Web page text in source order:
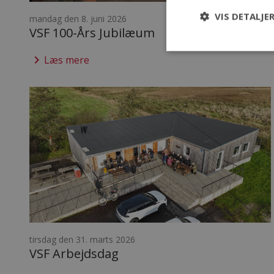
mandag den 8. juni 2026
VSF 100-Års Jubilæum
keyboard_arrow_right Læs mere
tirsdag den 31. marts 2026
VSF Arbejdsdag
VIS DETALJER